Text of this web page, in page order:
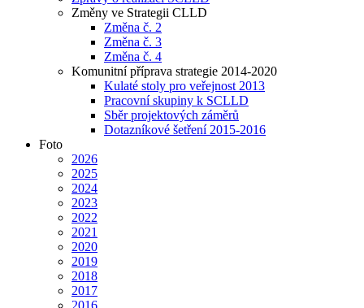
Změny ve Strategii CLLD
Změna č. 2
Změna č. 3
Změna č. 4
Komunitní příprava strategie 2014-2020
Kulaté stoly pro veřejnost 2013
Pracovní skupiny k SCLLD
Sběr projektových záměrů
Dotazníkové šetření 2015-2016
Foto
2026
2025
2024
2023
2022
2021
2020
2019
2018
2017
2016